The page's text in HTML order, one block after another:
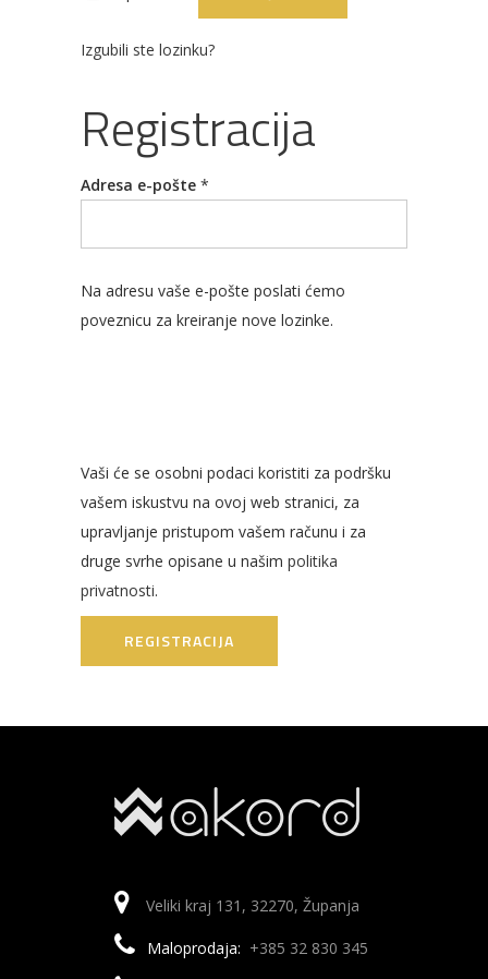
Rasvjeta Boje i
lakovi
Građevinski Vodomaterijal
Bijela
tehnika
Metalna
galanterija
Elektromaterijal
Vijčana
roba
Bicikli
Izgubili ste lozinku?
Registracija
Adresa e-pošte *
Na adresu vaše e-pošte poslati ćemo
poveznicu za kreiranje nove lozinke.
Vaši će se osobni podaci koristiti za podršku
vašem iskustvu na ovoj web stranici, za
upravljanje pristupom vašem računu i za
druge svrhe opisane u našim politika
privatnosti.
REGISTRACIJA
Veliki kraj 131, 32270, Županja
Maloprodaja: +385 32 830 345